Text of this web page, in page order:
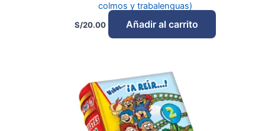
colmos y trabalenguas)
S/20.00 Añadir al carrito